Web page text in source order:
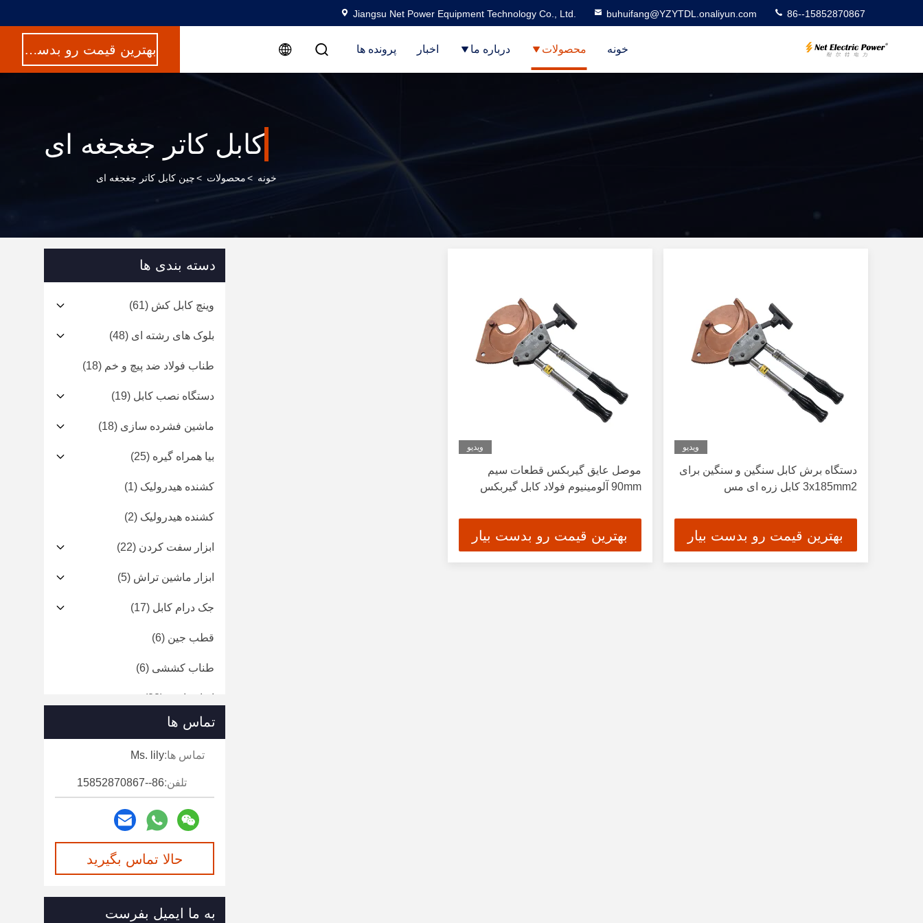
Jiangsu Net Power Equipment Technology Co., Ltd. buhuifang@YZYTDL.onaliyun.com 86--15852870867
خونه محصولات درباره ما اخبار پرونده ها بهترین قیمت رو بدست بیار
کابل کاتر جغجغه ای
خونه >محصولات >چین کابل کاتر جغجغه ای
ویدیو
دستگاه برش کابل سنگین و سنگین برای
3x185mm2 کابل زره ای مس
بهترین قیمت رو بدست بیار
ویدیو
موصل عایق گیربکس قطعات سیم
90mm آلومینیوم فولاد کابل گیربکس
بهترین قیمت رو بدست بیار
دسته بندی ها
وینچ کابل کش (61)
بلوک های رشته ای (48)
طناب فولاد ضد پیچ و خم (18)
دستگاه نصب کابل (19)
ماشین فشرده سازی (18)
بیا همراه گیره (25)
کشنده هیدرولیک (1)
کشنده هیدرولیک (2)
ابزار سفت کردن (22)
ابزار ماشین تراش (5)
جک درام کابل (17)
قطب جین (6)
طناب کششی (6)
ابزار راننده (23)
نردبان عایق
تماس ها
تماس ها:Ms. lily
تلفن:86--15852870867
حالا تماس بگیرید
به ما ایمیل بفرست